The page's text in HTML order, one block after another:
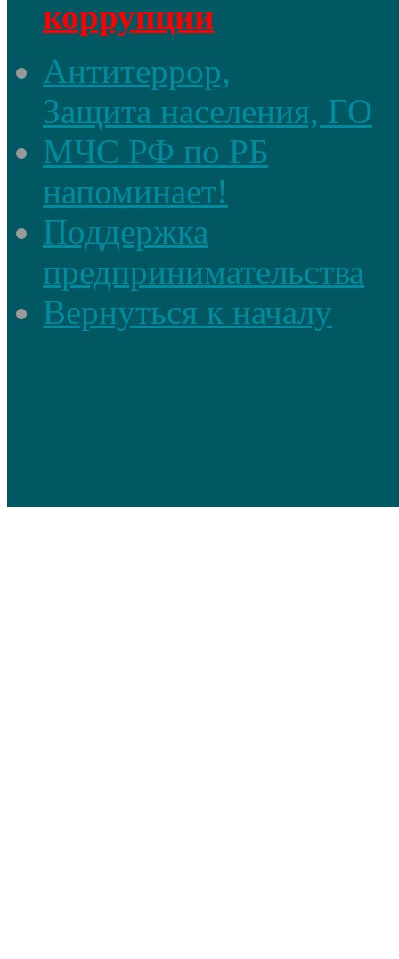
коррупции
Антитеррор,
Защита населения, ГО
МЧС РФ по РБ
напоминает!
Поддержка
предпринимательства
Вернуться к началу